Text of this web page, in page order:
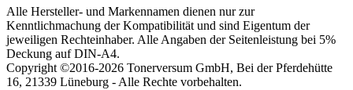
Alle Hersteller- und Markennamen dienen nur zur
Kenntlichmachung der Kompatibilität und sind Eigentum der
jeweiligen Rechteinhaber. Alle Angaben der Seitenleistung bei 5%
Deckung auf DIN-A4.
Copyright ©2016-2026 Tonerversum GmbH, Bei der Pferdehütte
16, 21339 Lüneburg - Alle Rechte vorbehalten.